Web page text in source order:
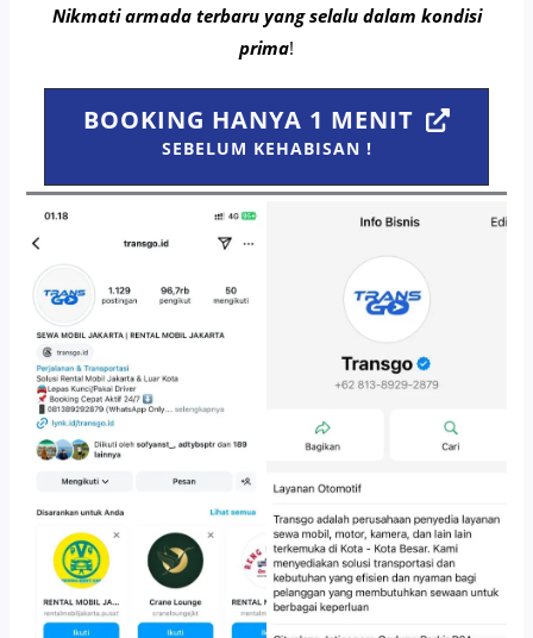
Nikmati armada terbaru yang selalu dalam kondisi
prima!
BOOKING HANYA 1 MENIT
SEBELUM KEHABISAN !